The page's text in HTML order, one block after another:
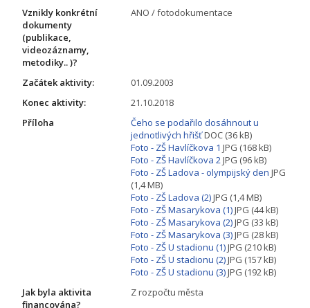
Vznikly konkrétní
dokumenty
(publikace,
videozáznamy,
metodiky.. )?
ANO / fotodokumentace
Začátek aktivity:
01.09.2003
Konec aktivity:
21.10.2018
Příloha
Čeho se podařilo dosáhnout u
jednotlivých hřišťDOC (36 kB)
Foto - ZŠ Havlíčkova 1 JPG (168 kB)
Foto - ZŠ Havlíčkova 2JPG (96 kB)
Foto - ZŠ Ladova - olympijský den JPG
(1,4 MB)
Foto - ZŠ Ladova (2)JPG (1,4 MB)
Foto - ZŠ Masarykova (1)JPG (44 kB)
Foto - ZŠ Masarykova (2)JPG (33 kB)
Foto - ZŠ Masarykova (3)JPG (28 kB)
Foto - ZŠ U stadionu (1)JPG (210 kB)
Foto - ZŠ U stadionu (2)JPG (157 kB)
Foto - ZŠ U stadionu (3)JPG (192 kB)
Jak byla aktivita
financována?
Z rozpočtu města